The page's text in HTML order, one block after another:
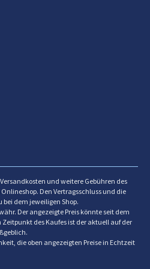
Aluminium, Polymer
Schwarz
und weitere Gebühren des
Den Vertragsschluss und die
dem jeweiligen Shop.
Der angezeigte Preis könnte seit dem
des Kaufes ist der aktuell auf der
die oben angezeigten Preise in Echtzeit